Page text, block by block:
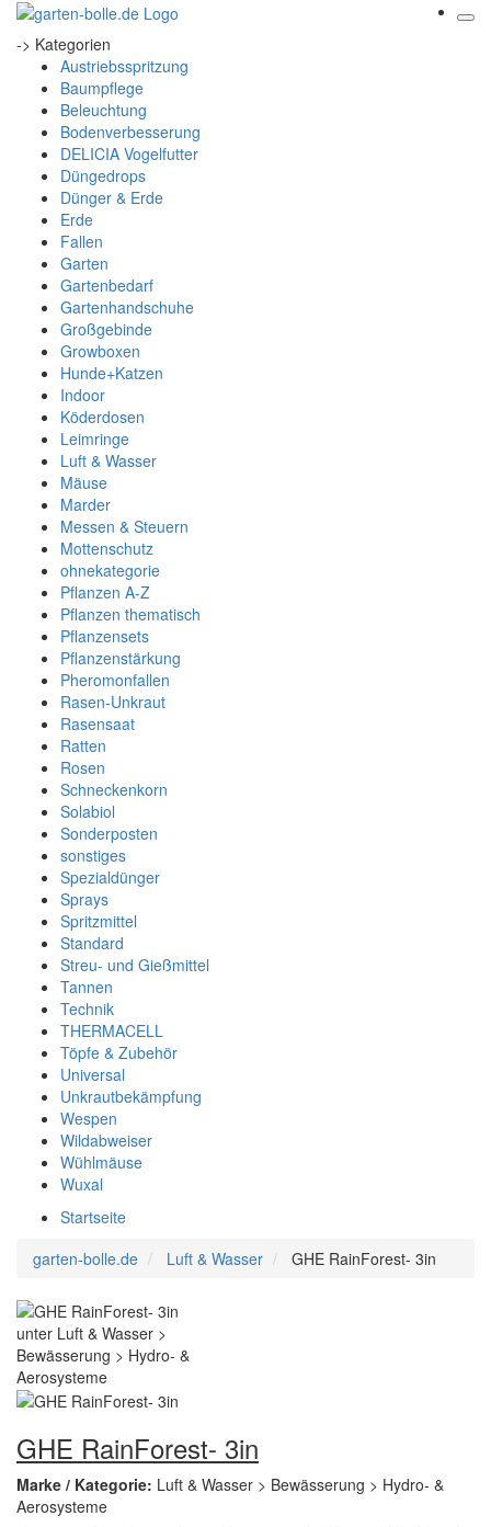
-> Kategorien
Austriebsspritzung
Baumpflege
Beleuchtung
Bodenverbesserung
DELICIA Vogelfutter
Düngedrops
Dünger & Erde
Erde
Fallen
Garten
Gartenbedarf
Gartenhandschuhe
Großgebinde
Growboxen
Hunde+Katzen
Indoor
Köderdosen
Leimringe
Luft & Wasser
Mäuse
Marder
Messen & Steuern
Mottenschutz
ohnekategorie
Pflanzen A-Z
Pflanzen thematisch
Pflanzensets
Pflanzenstärkung
Pheromonfallen
Rasen-Unkraut
Rasensaat
Ratten
Rosen
Schneckenkorn
Solabiol
Sonderposten
sonstiges
Spezialdünger
Sprays
Spritzmittel
Standard
Streu- und Gießmittel
Tannen
Technik
THERMACELL
Töpfe & Zubehör
Universal
Unkrautbekämpfung
Wespen
Wildabweiser
Wühlmäuse
Wuxal
Startseite
garten-bolle.de
Luft & Wasser GHE RainForest- 3in
GHE RainForest- 3in
Marke / Kategorie: Luft & Wasser > Bewässerung > Hydro- &
Aerosysteme